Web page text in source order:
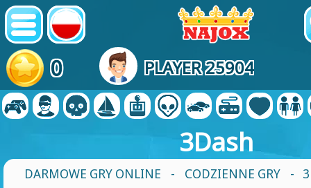
0 PLAYER 25904
3Dash
DARMOWE GRY ONLINE - CODZIENNE GRY -